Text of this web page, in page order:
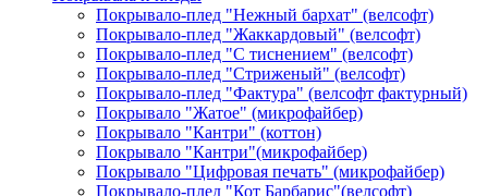
Покрывало-плед "Нежный бархат" (велсофт)
Покрывало-плед "Жаккардовый" (велсофт)
Покрывало-плед "С тиснением" (велсофт)
Покрывало-плед "Стриженый" (велсофт)
Покрывало-плед "Фактура" (велсофт фактурный)
Покрывало "Жатое" (микрофайбер)
Покрывало "Кантри" (коттон)
Покрывало "Кантри"(микрофайбер)
Покрывало "Цифровая печать" (микрофайбер)
Покрывало-плед "Кот Барбарис"(велсофт)